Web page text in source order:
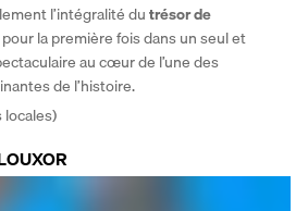
l’intégralité du trésor de
la première fois dans un seul et
au cœur de l’une des
de l’histoire.
locales)